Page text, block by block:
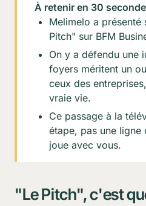
À retenir en 30
Melimelo a
Pitch" sur BFM
On y a défendu une
foyers méritent un
ceux des
vraie vie.
Ce passage à la
étape, pas une ligne
joue avec vous.
"Le Pitch", c'est